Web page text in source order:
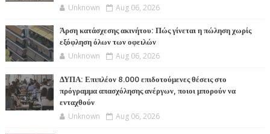
Unknown Aug 06, 2026
Άρση κατάσχεσης ακινήτου: Πώς γίνεται η πώληση χωρίς
εξόφληση όλων των οφειλών
Unknown Aug 06, 2026
ΔΥΠΑ: Επιπλέον 8.000 επιδοτούμενες θέσεις στο
πρόγραμμα απασχόλησης ανέργων, ποιοι μπορούν να
ενταχθούν
Unknown Aug 06, 2026